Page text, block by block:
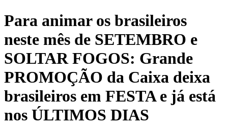
Para animar os brasileiros
neste mês de SETEMBRO e
SOLTAR FOGOS: Grande
PROMOÇÃO da Caixa deixa
brasileiros em FESTA e já está
nos ÚLTIMOS DIAS